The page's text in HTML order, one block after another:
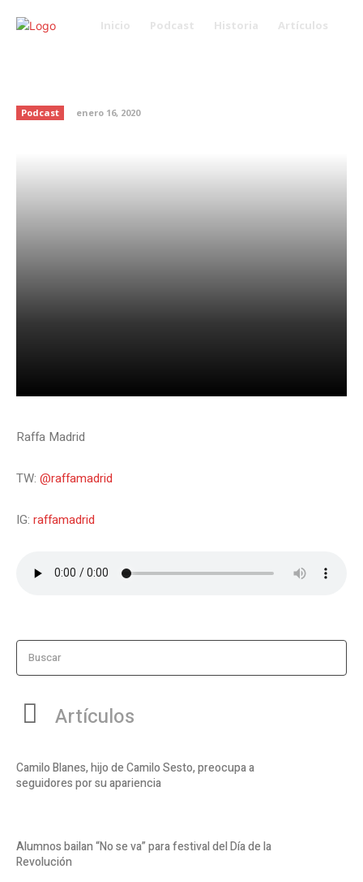
Inicio Podcast Historia Artículos
Podcast enero 16, 2020
Raffa Madrid
TW: @raffamadrid
IG: raffamadrid
Buscar
Artículos
Camilo Blanes, hijo de Camilo Sesto, preocupa a
seguidores por su apariencia
Alumnos bailan “No se va” para festival del Día de la
Revolución